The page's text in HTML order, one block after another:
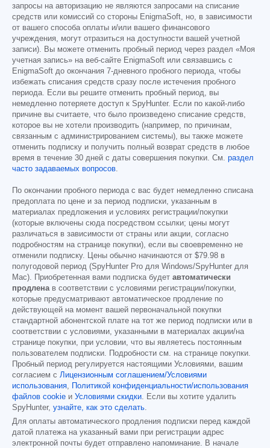
запросы на авторизацию не являются запросами на списание
средств или комиссий со стороны EnigmaSoft, но, в зависимости
от вашего способа оплаты и/или вашего финансового
учреждения, могут отразиться на доступности вашей учетной
записи). Вы можете отменить пробный период через раздел «Моя
учетная запись» на веб-сайте EnigmaSoft или связавшись с
EnigmaSoft до окончания 7-дневного пробного периода, чтобы
избежать списания средств сразу после истечения пробного
периода. Если вы решите отменить пробный период, вы
немедленно потеряете доступ к SpyHunter. Если по какой-либо
причине вы считаете, что было произведено списание средств,
которое вы не хотели производить (например, по причинам,
связанным с администрированием системы), вы также можете
отменить подписку и получить полный возврат средств в любое
время в течение 30 дней с даты совершения покупки. См. раздел
часто задаваемых вопросов
По окончании пробного периода с вас будет немедленно списана
предоплата по цене и за период подписки, указанным в
материалах предложения и условиях регистрации/покупки
(которые включены сюда посредством ссылки; цены могут
различаться в зависимости от страны или акции, согласно
подробностям на странице покупки), если вы своевременно не
отменили подписку. Цены обычно начинаются от $79.98 в
полугодовой период (SpyHunter Pro для Windows/SpyHunter для
Mac). Приобретенная вами подписка будет автоматически
продлена в соответствии с условиями регистрации/покупки,
которые предусматривают автоматическое продление по
действующей на момент вашей первоначальной покупки
стандартной абонентской плате на тот же период подписки или в
соответствии с условиями, указанными в материалах акции/на
странице покупки, при условии, что вы являетесь постоянным
пользователем подписки. Подробности см. на странице покупки.
Пробный период регулируется настоящими Условиями, вашим
согласием с Лицензионным соглашением/Условиями
использования
Политикой конфиденциальности/использования
файлов cookie и Условиями скидки . Если вы хотите удалить
SpyHunter, узнайте, как это сделать
Для оплаты автоматического продления подписки перед каждой
датой платежа на указанный вами при регистрации адрес
электронной почты будет отправлено напоминание. В начале